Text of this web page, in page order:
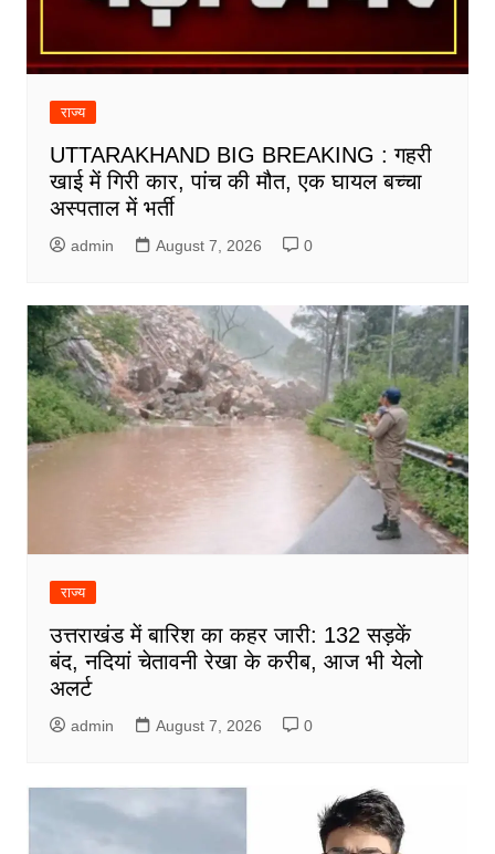
राज्य
UTTARAKHAND BIG BREAKING : गहरी
खाई में गिरी कार, पांच की मौत, एक घायल बच्चा
अस्पताल में भर्ती
admin August 7, 2026 0
राज्य
उत्तराखंड में बारिश का कहर जारी: 132 सड़कें
बंद, नदियां चेतावनी रेखा के करीब, आज भी येलो
अलर्ट
admin August 7, 2026 0